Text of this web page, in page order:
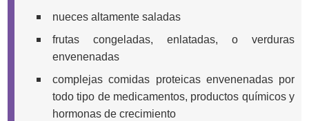
nueces altamente saladas
frutas congeladas, enlatadas, o verduras
envenenadas
complejas comidas proteicas envenenadas por
todo tipo de medicamentos, productos químicos y
hormonas de crecimiento